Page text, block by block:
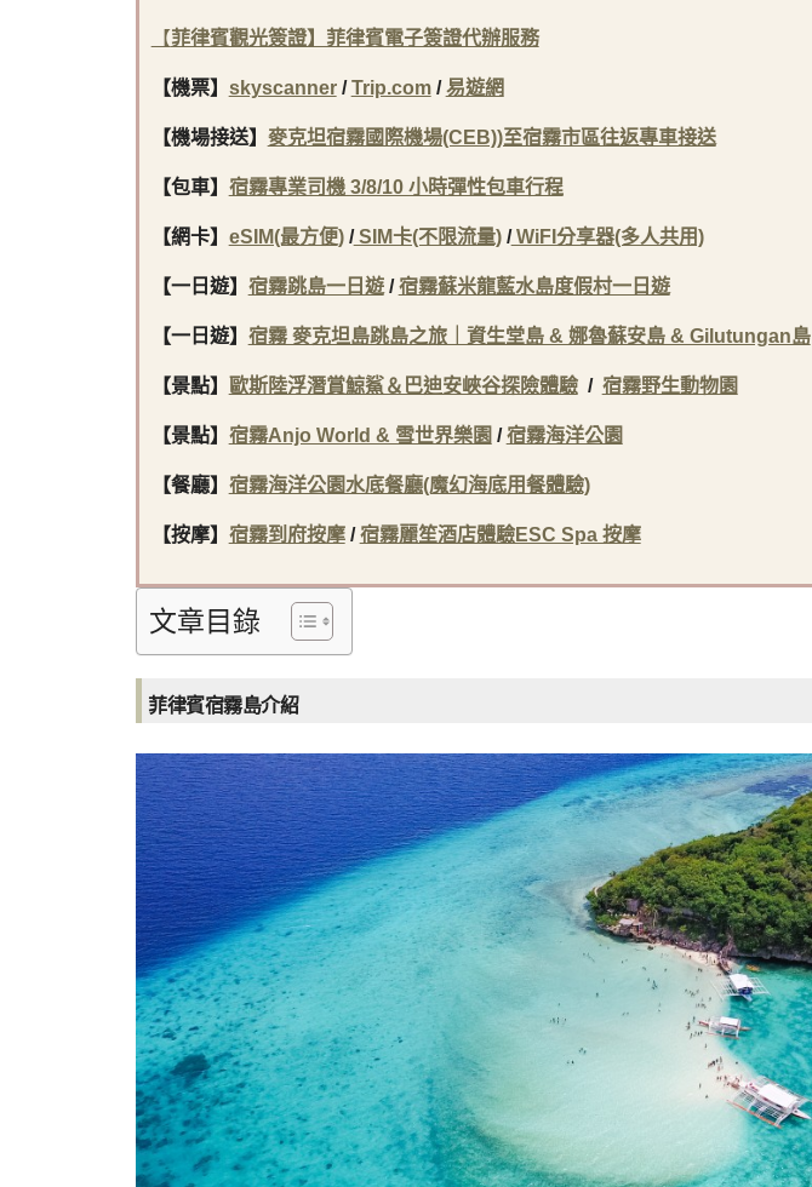
【菲律賓觀光簽證】菲律賓電子簽證代辦服務
【機票】 skyscanner/Trip.com/易遊網
【機場接送】 麥克坦宿霧國際機場(CEB))至宿霧市區往返專車接送
【包車】 宿霧專業司機 3/8/10 小時彈性包車行程
【網卡】 eSIM(最方便)/SIM卡(不限流量)/WiFI分享器(多人共用)
【一日遊】 宿霧跳島一日遊/宿霧蘇米龍藍水島度假村一日遊
【一日遊】 宿霧 麥克坦島跳島之旅｜資生堂島 & 娜魯蘇安島 & Gilutungan島
【景點】 歐斯陸浮潛賞鯨鯊＆巴迪安峽谷探險體驗/ 宿霧野生動物園
【景點】 宿霧Anjo World & 雪世界樂園 /宿霧海洋公園
【餐廳】 宿霧海洋公園水底餐廳(魔幻海底用餐體驗)
【按摩】 宿霧到府按摩/宿霧麗笙酒店體驗ESC Spa 按摩
文章目錄
菲律賓宿霧島介紹